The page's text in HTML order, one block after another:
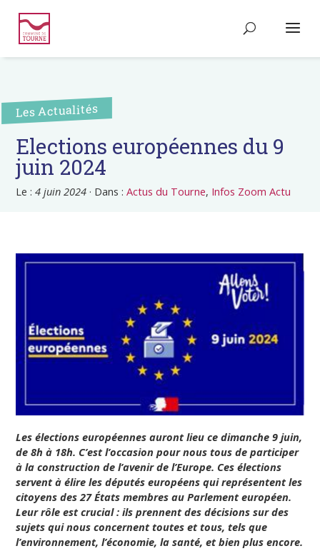
Les Actualités
Elections européennes du 9
juin 2024
Le :4 juin 2024 · Dans :Actus du Tourne, Infos Zoom Actu
Les élections européennes auront lieu ce dimanche 9 juin,
de 8h à 18h. C’est l’occasion pour nous tous de participer
à la construction de l’avenir de l’Europe. Ces élections
servent à élire les députés européens qui représentent les
citoyens des 27 États membres au Parlement européen.
Leur rôle est crucial : ils prennent des décisions sur des
sujets qui nous concernent toutes et tous, tels que
l’environnement, l’économie, la santé, et bien plus encore.